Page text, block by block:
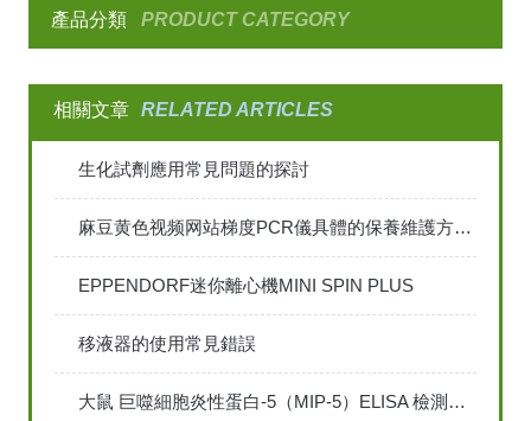
產品分類 PRODUCT CATEGORY
相關文章 RELATED ARTICLES
生化試劑應用常見問題的探討
麻豆黄色视频网站梯度PCR儀具體的保養維護方法是怎樣的
EPPENDORF迷你離心機MINI SPIN PLUS
移液器的使用常見錯誤
大鼠 巨噬細胞炎性蛋白-5（MIP-5）ELISA 檢測試劑盒說明書